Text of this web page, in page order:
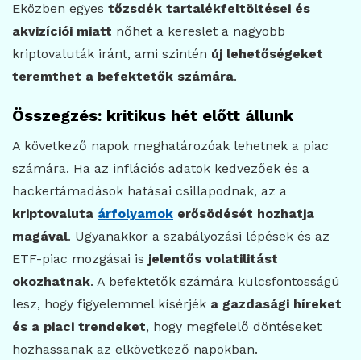
Eközben egyes tőzsdék tartalékfeltöltései és
akvizíciói miatt nőhet a kereslet a nagyobb
kriptovaluták iránt, ami szintén új lehetőségeket
teremthet a befektetők számára.
Összegzés: kritikus hét előtt állunk
A következő napok meghatározóak lehetnek a piac
számára. Ha az inflációs adatok kedvezőek és a
hackertámadások hatásai csillapodnak, az a
kriptovaluta árfolyamok erősödését hozhatja
magával. Ugyanakkor a szabályozási lépések és az
ETF-piac mozgásai is jelentős volatilitást
okozhatnak. A befektetők számára kulcsfontosságú
lesz, hogy figyelemmel kísérjék a gazdasági híreket
és a piaci trendeket, hogy megfelelő döntéseket
hozhassanak az elkövetkező napokban.